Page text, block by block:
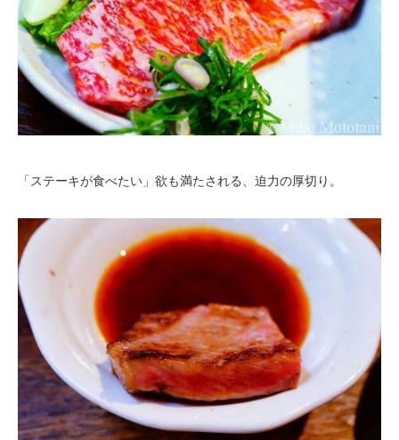
「ステーキが食べたい」欲も満たされる、迫力の厚切り。